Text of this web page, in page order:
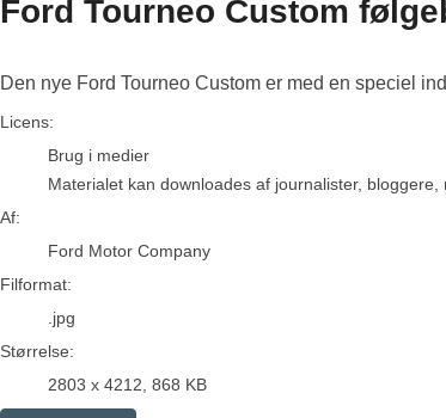
Ford Tourneo Custom
Den nye Ford Tourneo Custom er med en speciel
Ford Motor Company
Licens:
Brug i medier
Materialet kan downloades af journalister,
Af:
Ford Motor Company
Filformat:
.jpg
Størrelse:
2803 x 4212, 868 KB